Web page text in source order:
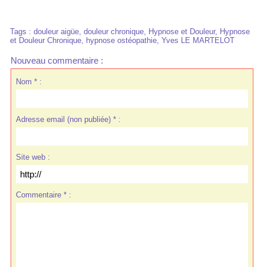
Tags : douleur aigüe, douleur chronique, Hypnose et Douleur, Hypnose
et Douleur Chronique, hypnose ostéopathie, Yves LE MARTELOT
Nouveau commentaire :
Nom * :
Adresse email (non publiée) * :
Site web :
Commentaire * :